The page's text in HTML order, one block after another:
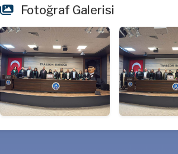
Fotoğraf Galerisi